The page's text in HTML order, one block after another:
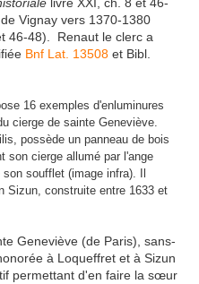
Vignay vers 1370-1380
46-48). Renaut le clerc a
Bnf Lat. 13508 et Bibl.
16 exemples d'enluminures
cierge de sainte Geneviève.
possède un panneau de bois
son cierge allumé par l'ange
soufflet (image infra). Il
Sizun, construite entre 1633 et
Geneviève (de Paris), sans-
à Loqueffret et à Sizun
permettant d'en faire la sœur